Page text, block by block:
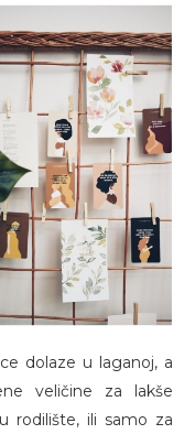
dolaze u laganoj, a
veličine za lakše
rodilište, ili samo za